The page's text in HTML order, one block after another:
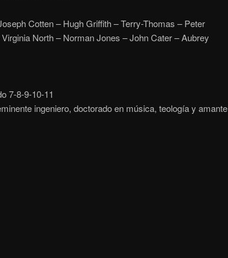
Cotten – Hugh Griffith – Terry-Thomas – Peter
North – Norman Jones – John Cater – Aubrey
7-8-9-10-11
ingeniero, doctorado en música, teología y amante